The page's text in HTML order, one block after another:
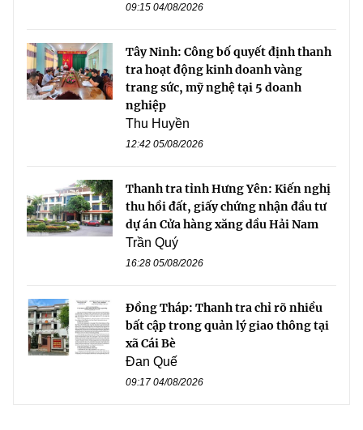
09:15 04/08/2026
Tây Ninh: Công bố quyết định thanh
tra hoạt động kinh doanh vàng
trang sức, mỹ nghệ tại 5 doanh
nghiệp
Thu Huyền
12:42 05/08/2026
Thanh tra tỉnh Hưng Yên: Kiến nghị
thu hồi đất, giấy chứng nhận đầu tư
dự án Cửa hàng xăng dầu Hải Nam
Trần Quý
16:28 05/08/2026
Đồng Tháp: Thanh tra chỉ rõ nhiều
bất cập trong quản lý giao thông tại
xã Cái Bè
Đan Quế
09:17 04/08/2026